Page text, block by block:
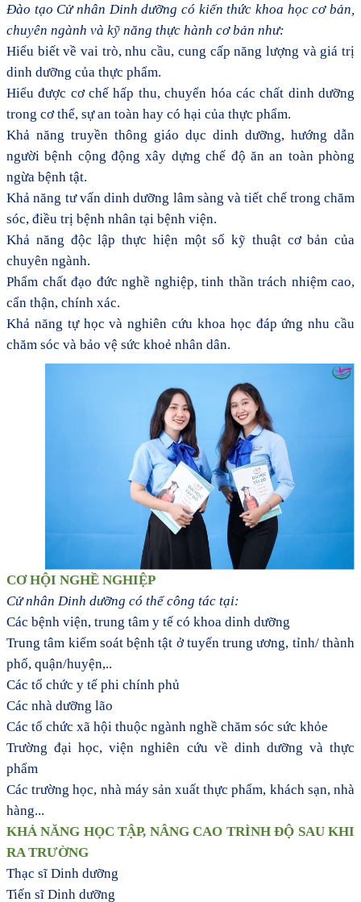
Đào tạo Cử nhân Dinh dưỡng có kiến thức khoa học cơ bản,
chuyên ngành và kỹ năng thực hành cơ bản như:
Hiểu biết về vai trò, nhu cầu, cung cấp năng lượng và giá trị
dinh dưỡng của thực phẩm.
Hiểu được cơ chế hấp thu, chuyển hóa các chất dinh dưỡng
trong cơ thể, sự an toàn hay có hại của thực phẩm.
Khả năng truyền thông giáo dục dinh dưỡng, hướng dẫn
người bệnh cộng động xây dựng chế độ ăn an toàn phòng
ngừa bệnh tật.
Khả năng tư vấn dinh dưỡng lâm sàng và tiết chế trong chăm
sóc, điều trị bệnh nhân tại bệnh viện.
Khả năng độc lập thực hiện một số kỹ thuật cơ bản của
chuyên ngành.
Phẩm chất đạo đức nghề nghiệp, tinh thần trách nhiệm cao,
cẩn thận, chính xác.
Khả năng tự học và nghiên cứu khoa học đáp ứng nhu cầu
chăm sóc và bảo vệ sức khoẻ nhân dân.
CƠ HỘI NGHỀ NGHIỆP
Cử nhân Dinh dưỡng có thể công tác tại:
Các bệnh viện, trung tâm y tế có khoa dinh dưỡng
Trung tâm kiểm soát bệnh tật ở tuyến trung ương, tỉnh/ thành
phố, quận/huyện,..
Các tổ chức y tế phi chính phủ
Các nhà dưỡng lão
Các tổ chức xã hội thuộc ngành nghề chăm sóc sức khỏe
Trường đại học, viện nghiên cứu về dinh dưỡng và thực
phẩm
Các trường học, nhà máy sản xuất thực phẩm, khách sạn, nhà
hàng...
KHẢ NĂNG HỌC TẬP, NÂNG CAO TRÌNH ĐỘ SAU KHI
RA TRƯỜNG
Thạc sĩ Dinh dưỡng
Tiến sĩ Dinh dưỡng